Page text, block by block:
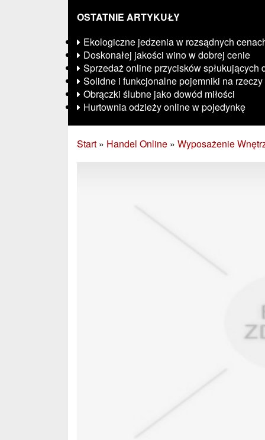
OSTATNIE ARTYKUŁY
Ekologiczne jedzenia w rozsądnych
Doskonałej jakości wino w dobrej cenie
Sprzedaż online przycisków spłukujących
Solidne i funkcjonalne pojemniki na rzeczy
Obrączki ślubne jako dowód miłości
Hurtownia odzieży online w pojedynkę
Start » Handel Online » Wyposażenie